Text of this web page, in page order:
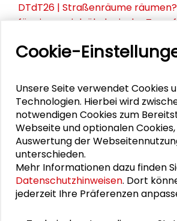
DTdT26 | Straßenräume
für eine sozial-ökologische
PERSONEN IM KONTEXT
Torsten Schäfer
Manfred Fischedick
Alexander Gemeinhardt
Cookie-
Unsere Seite verwendet Cookies
Technologien. Hierbei wird
notwendigen Cookies zum
Webseite und optionalen Cookies,
Auswertung der
unterschieden.
Mehr Informationen dazu finden
Datenschutzhinweisen. Dort
jederzeit Ihre Präferenzen